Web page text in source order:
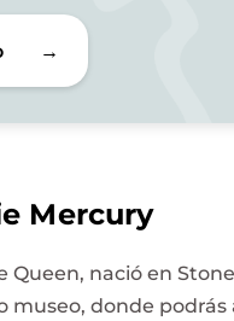
→
Mercury
nació en Stone
museo, donde